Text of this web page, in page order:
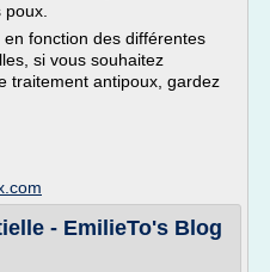
fonction des différentes
si vous souhaitez
traitement antipoux, gardez
- EmilieTo's Blog